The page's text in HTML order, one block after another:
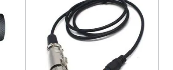
e
casa
videosorveglianza